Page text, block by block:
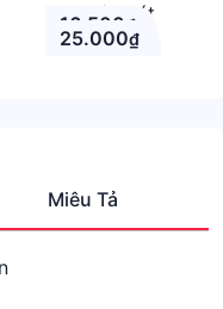
Nhận xét
16.500 ₫
25.000₫
Miêu Tả